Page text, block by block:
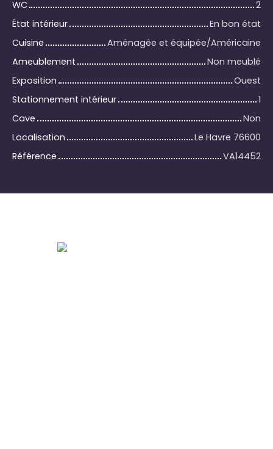
WC
2
État intérieur
En bon état
Cuisine
Aménagée et équipée/Américaine
Ameublement
Non meublé
Exposition
Ouest
Stationnement intérieur
1
Cave
Non
Localisation
Le Havre 76600
Référence
VA14452